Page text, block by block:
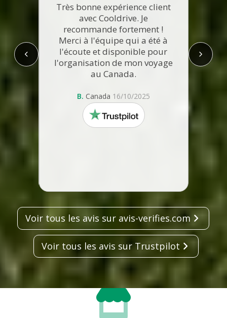
dans
Très bonne expérience client
avec Cooldrive. Je
recommande fortement !
Merci à l'équipe qui a été à
l'écoute et disponible pour
l'organisation de mon voyage
au Canada.
B. Canada 16/10/2025
trustpilot
Voir tous les avis sur avis-verifies.com
Voir tous les avis sur Trustpilot